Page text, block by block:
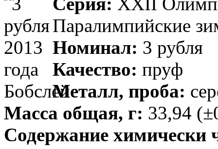
Паралимпийские
Номинал: 3 рубля
Качество: пруф
Металл, проба:
Масса общая, г: 33,94
Содержание химически